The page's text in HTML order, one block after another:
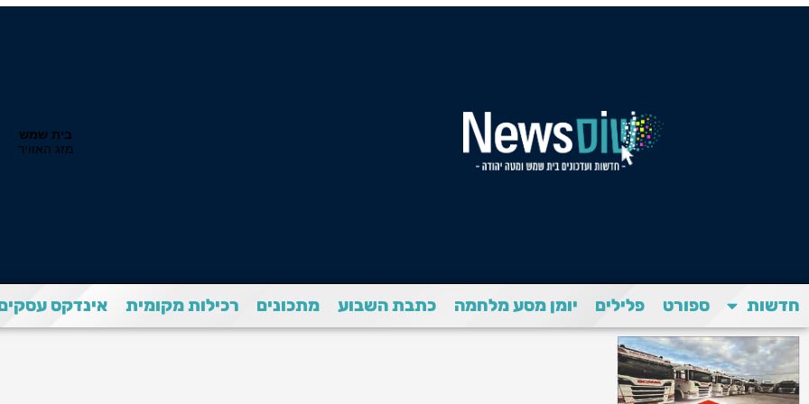
חדשות ספורט פלילים יומן מסע מלחמה כתבת השבוע מתכונים רכילות מקומית אינדקס